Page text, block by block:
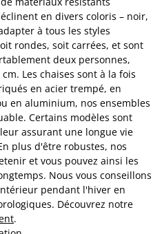
en divers coloris – noir,
à tous les styles
rondes, soit carrées, et sont
deux personnes,
Les chaises sont à la fois
en acier trempé, en
en aluminium, nos ensembles
Certains modèles sont
assurant une longue vie
plus d'être robustes, nos
et vous pouvez ainsi les
Nous vous conseillons
pendant l'hiver en
Découvrez notre
.